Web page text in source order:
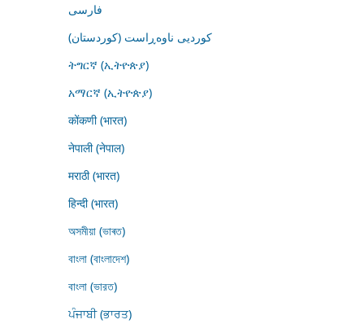
فارسى
کوردیی ناوەڕاست (کوردستان)
ትግርኛ (ኢትዮጵያ)
አማርኛ (ኢትዮጵያ)
कोंकणी (भारत)
नेपाली (नेपाल)
मराठी (भारत)
हिन्दी (भारत)
অসমীয়া (ভাৰত)
বাংলা (বাংলাদেশ)
বাংলা (ভারত)
ਪੰਜਾਬੀ (ਭਾਰਤ)